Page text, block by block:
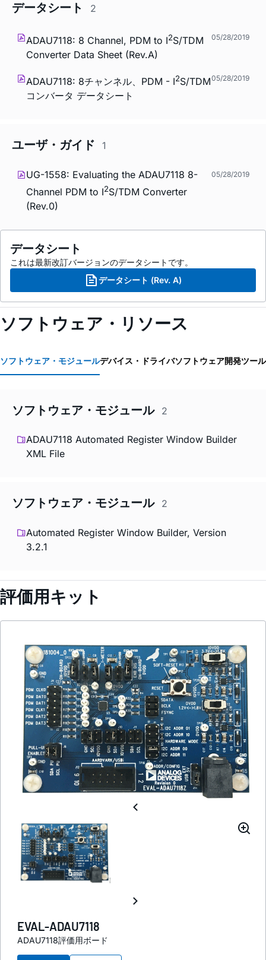
データシート 2
ADAU7118: 8 Channel, PDM to I2S/TDM
Converter Data Sheet (Rev.A)
05/28/2019
ADAU7118: 8チャンネル、PDM - I2S/TDM
コンバータ データシート
05/28/2019
ユーザ・ガイド 1
UG-1558: Evaluating the ADAU7118 8-
Channel PDM to I2S/TDM Converter
(Rev.0)
05/28/2019
データシート
これは最新改訂バージョンのデータシートです。
データシート (Rev. A)
ソフトウェア・リソース
ソフトウェア・モジュールデバイス・ドライバソフトウェア開発ツール
ソフトウェア・モジュール 2
ADAU7118 Automated Register Window Builder
XML File
ソフトウェア・モジュール 2
Automated Register Window Builder, Version
3.2.1
評価用キット
EVAL-ADAU7118
ADAU7118評価用ボード